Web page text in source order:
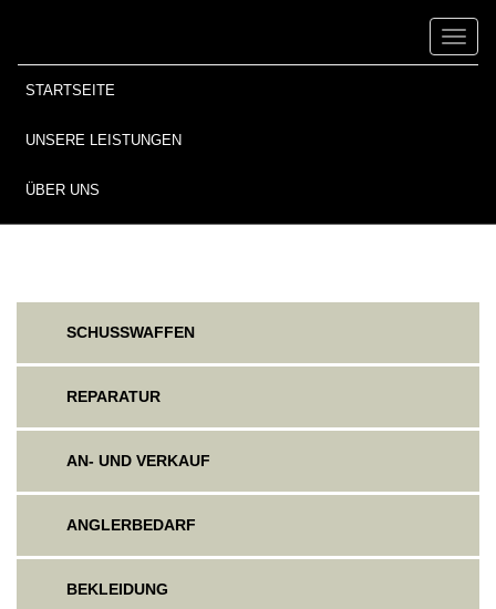
STARTSEITE
UNSERE LEISTUNGEN
ÜBER UNS
SCHUSSWAFFEN
REPARATUR
AN- UND VERKAUF
ANGLERBEDARF
BEKLEIDUNG